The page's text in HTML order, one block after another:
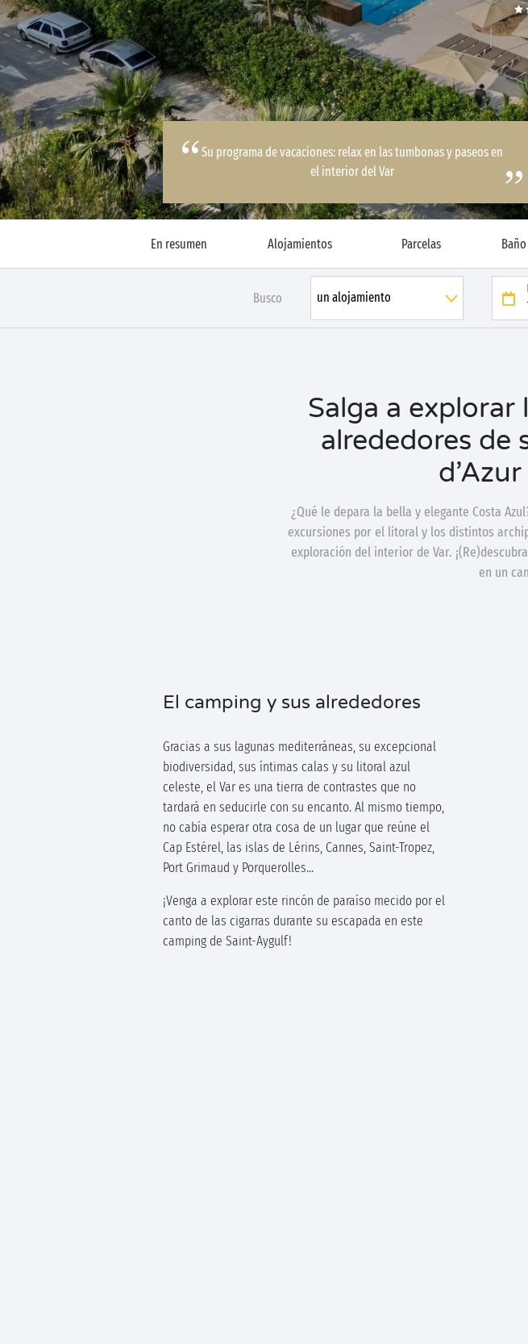
Su programa de vacaciones: relax en las tumbonas y paseos en
el interior del Var
En resumen Alojamientos Parcelas
Busco
Salga a explorar
alrededores de
¿Qué le depara la bella y elegante Costa
excursiones por el litoral y los distintos
exploración del interior de Var.
en un
El camping y sus alrededores
Gracias a sus lagunas mediterráneas, su excepcional
biodiversidad, sus íntimas calas y su litoral azul
celeste, el Var es una tierra de contrastes que no
tardará en seducirle con su encanto. Al mismo tiempo,
no cabía esperar otra cosa de un lugar que reúne el
Cap Estérel, las islas de Lérins, Cannes, Saint-Tropez,
Port Grimaud y Porquerolles...
¡Venga a explorar este rincón de paraíso mecido por el
canto de las cigarras durante su escapada en este
camping de Saint-Aygulf!